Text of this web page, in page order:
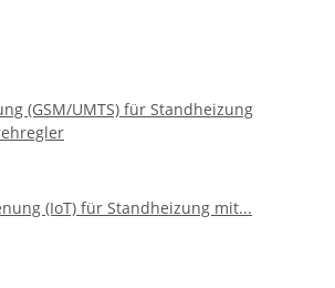
(GSM/UMTS) für Standheizung